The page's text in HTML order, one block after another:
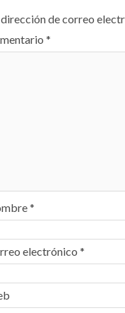
de correo
*
*
electrónico *